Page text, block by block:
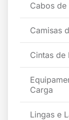
Cabos de
Camisas
Cintas de
Carga
Lingas e